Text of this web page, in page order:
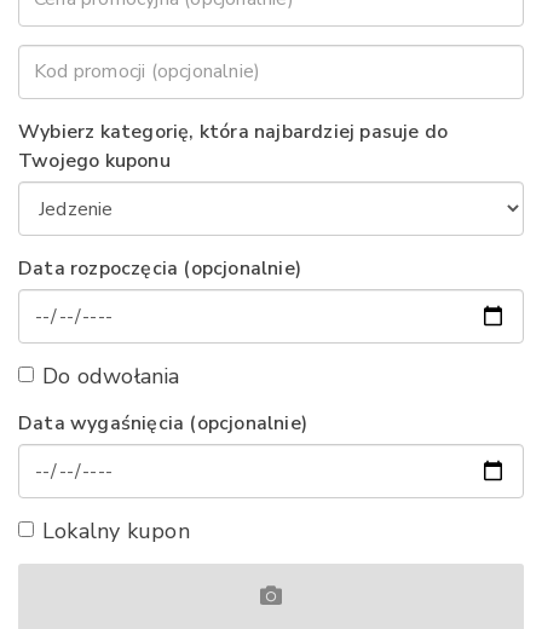
Wybierz kategorię, która najbardziej pasuje do
Twojego kuponu
Data rozpoczęcia (opcjonalnie)
Do odwołania
Data wygaśnięcia (opcjonalnie)
Lokalny kupon